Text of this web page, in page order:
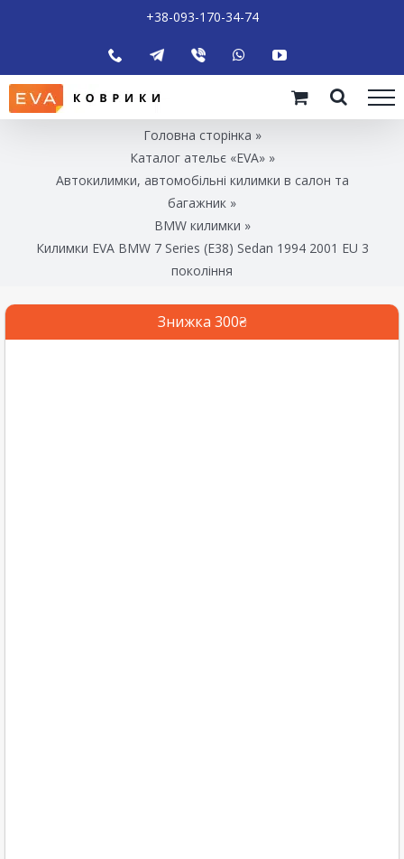
+38-093-170-34-74
Головна сторінка »
Каталог ательє «EVA»»
Автокилимки, автомобільні килимки в салон та
багажник »
BMW килимки »
Килимки EVA BMW 7 Series (E38) Sedan 1994 2001 EU 3
покоління
Знижка 300₴